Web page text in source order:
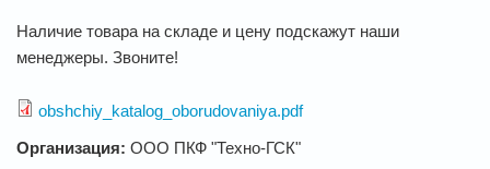
Наличие товара на складе и цену подскажут наши
менеджеры. Звоните!
obshchiy_katalog_oborudovaniya.pdf
Организация: ООО ПКФ "Техно-ГСК"